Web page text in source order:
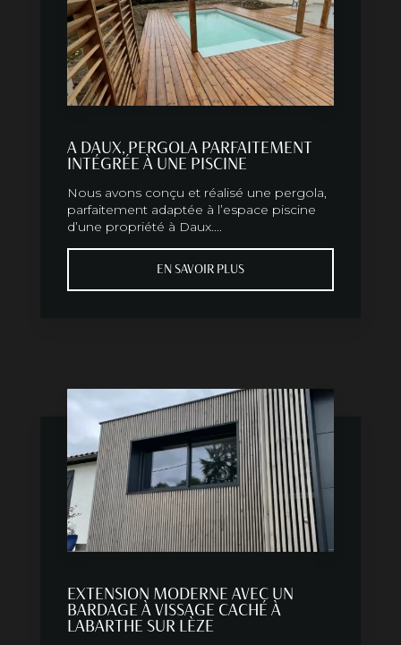
A DAUX, PERGOLA PARFAITEMENT
INTÉGRÉE À UNE PISCINE
Nous avons conçu et réalisé une pergola,
parfaitement adaptée à l’espace piscine
d’une propriété à Daux....
EN SAVOIR PLUS
EXTENSION MODERNE AVEC UN
BARDAGE À VISSAGE CACHÉ À
LABARTHE SUR LÈZE